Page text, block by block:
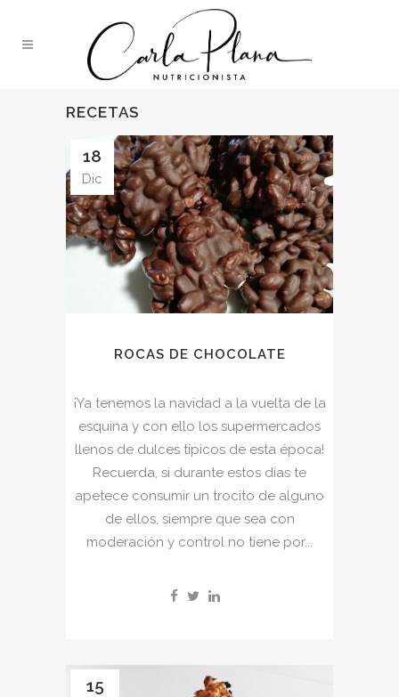
RECETAS
18
Dic
ROCAS DE CHOCOLATE
¡Ya tenemos la navidad a la vuelta de la
esquina y con ello los supermercados
llenos de dulces típicos de esta época!
Recuerda, si durante estos días te
apetece consumir un trocito de alguno
de ellos, siempre que sea con
moderación y control no tiene por...
15